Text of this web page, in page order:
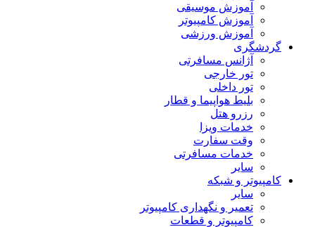
آموزش موسیقی
آموزش کامپیوتر
آموزش ورزشی
گردشگری
آژانس مسافرتی
تور خارجی
تور داخلی
بلیط هواپیما و قطار
رزرو هتل
خدمات ویزا
وقت سفارت
خدمات مسافرتی
سایر
کامپیوتر و شبکه
سایر
تعمیر و نگهداری کامپیوتر
کامپیوتر و قطعات